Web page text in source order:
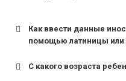
Как ввести данные
помощью латиницы или
С какого возраста